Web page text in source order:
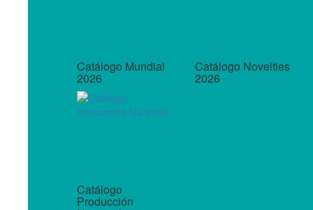
Catálogo Mundial
2026
Catálogo Novelties
2026
Catálogo
Producción